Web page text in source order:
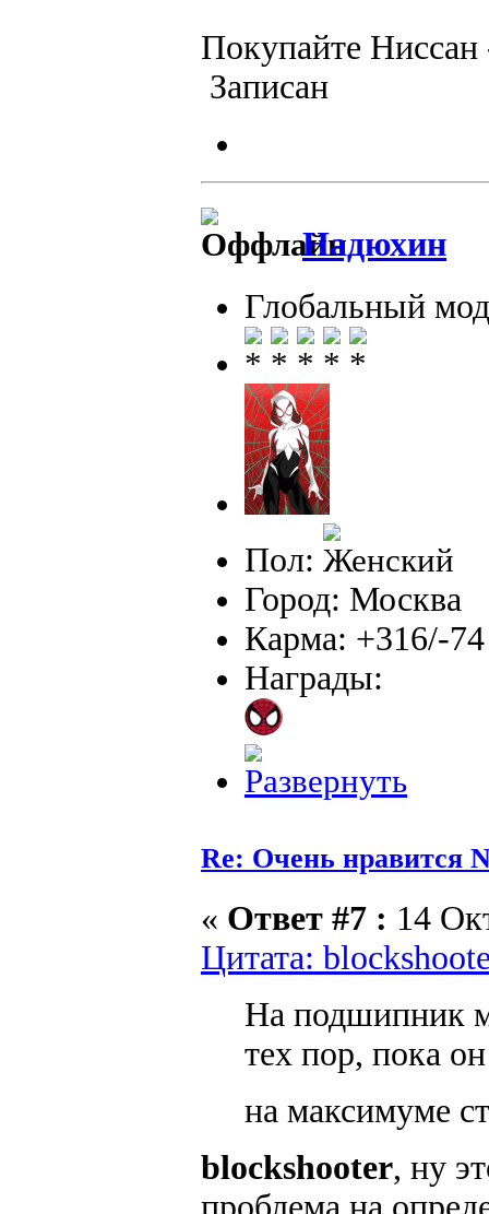
Покупайте
Записан
Надюхин
Глобальный
Пол:
Город: Москва
Карма: +316/-74
Награды:
Re: Очень нравится
« Ответ #7 : 14
Цитата:
На подшипник
тех пор, пока
на максимуме
blockshooter, ну